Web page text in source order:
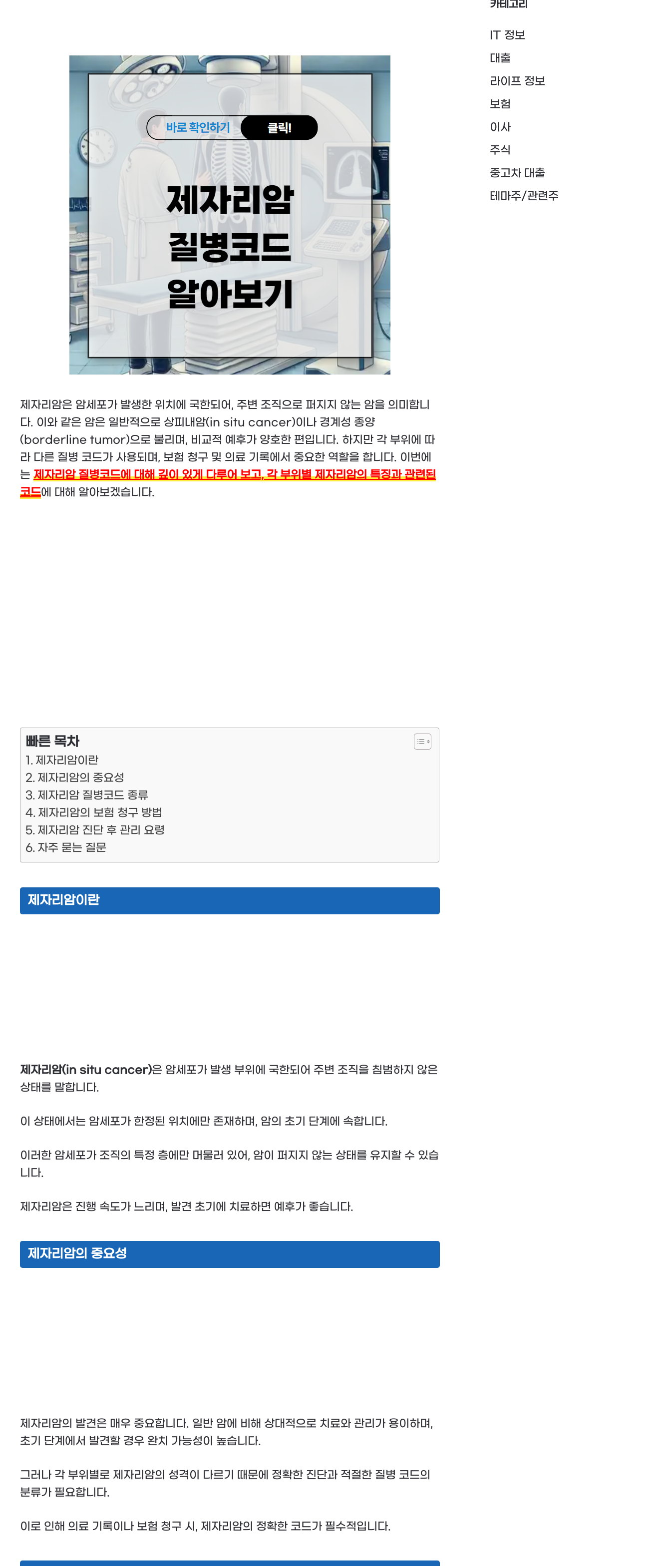
제자리암은 암세포가 발생한 위치에 국한되어, 주변 조직으로 퍼지지 않는 암을 의미합니
다. 이와 같은 암은 일반적으로 상피내암(in situ cancer)이나 경계성 종양
(borderline tumor)으로 불리며, 비교적 예후가 양호한 편입니다. 하지만 각 부위에 따
라 다른 질병 코드가 사용되며, 보험 청구 및 의료 기록에서 중요한 역할을 합니다. 이번에
는 제자리암 질병코드에 대해 깊이 있게 다루어 보고, 각 부위별 제자리암의 특징과 관련된
코드에 대해 알아보겠습니다.
빠른 목차
제자리암이란
제자리암의 중요성
제자리암 질병코드 종류
제자리암의 보험 청구 방법
제자리암 진단 후 관리 요령
자주 묻는 질문
제자리암이란
제자리암(in situ cancer)은 암세포가 발생 부위에 국한되어 주변 조직을 침범하지 않은
상태를 말합니다.
이 상태에서는 암세포가 한정된 위치에만 존재하며, 암의 초기 단계에 속합니다.
이러한 암세포가 조직의 특정 층에만 머물러 있어, 암이 퍼지지 않는 상태를 유지할 수 있습
니다.
제자리암은 진행 속도가 느리며, 발견 초기에 치료하면 예후가 좋습니다.
제자리암의 중요성
제자리암의 발견은 매우 중요합니다. 일반 암에 비해 상대적으로 치료와 관리가 용이하며,
초기 단계에서 발견할 경우 완치 가능성이 높습니다.
그러나 각 부위별로 제자리암의 성격이 다르기 때문에 정확한 진단과 적절한 질병 코드의
분류가 필요합니다.
이로 인해 의료 기록이나 보험 청구 시, 제자리암의 정확한 코드가 필수적입니다.
카테고리
IT 정보
대출
라이프 정보
보험
이사
주식
중고차 대출
테마주/관련주